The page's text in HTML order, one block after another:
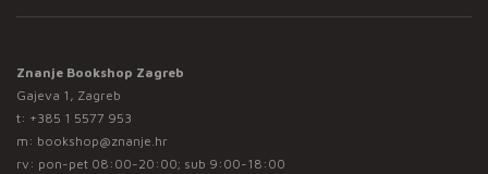
Znanje Bookshop Zagreb
Gajeva 1, Zagreb
t: +385 1 5577 953
m: bookshop@znanje.hr
rv: pon-pet 08:00-20:00; sub 9:00-18:00